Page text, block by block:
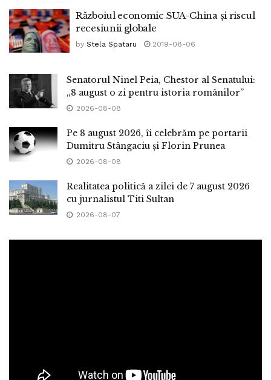
Războiul economic SUA-China și riscul
recesiunii globale
by Stela Spataru 2019-08-06
Senatorul Ninel Peia, Chestor al Senatului:
„8 august o zi pentru istoria românilor”
2026-08-08
Pe 8 august 2026, îi celebrăm pe portarii
Dumitru Stângaciu și Florin Prunea
2026-08-08
Realitatea politică a zilei de 7 august 2026
cu jurnalistul Titi Sultan
2026-08-07